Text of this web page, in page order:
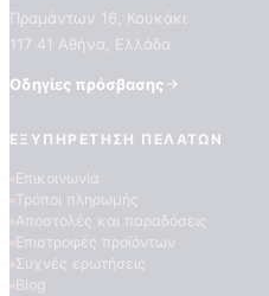
ΠΟΙΟΤΗΤΕΣ
Πραμάντων 16, Κουκάκι
117 41 Αθήνα, Ελλάδα
Οδηγίες πρόσβασης
ΕΞΥΠΗΡΈΤΗΣΗ ΠΕΛΑΤΏΝ
Επικοινωνία
Τρόποι πληρωμής
Αποστολές και παραδόσεις
Επιστροφές προϊόντων
Συχνές ερωτήσεις
Blog